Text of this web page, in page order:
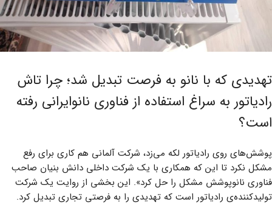
تهدیدی که با نانو به فرصت تبدیل شد؛ چرا تاش
رادیاتور به سراغ استفاده از فناوری نانوایرانی رفته
است؟
پوشش‌های روی رادیاتور لکه می‌زد، شرکت آلمانی هم کاری برای رفع
مشکل نکرد تا این که همکاری با یک شرکت داخلی دانش بنیان صاحب
فناوری نانوپوشش مشکل را حل کرد». این بخشی از روایت یک شرکت
تولیدکننده‌ی رادیاتور است که تهدیدی را به فرصتی تجاری تبدیل کرد.